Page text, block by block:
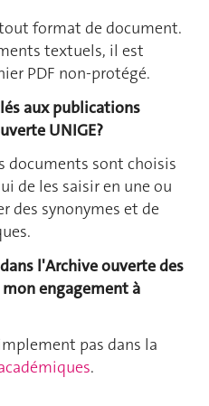
format de document.
textuels, il est
PDF non-protégé.
aux publications
UNIGE?
documents sont choisis
de les saisir en une ou
des synonymes et de
l'Archive ouverte des
engagement à
pas dans la
.